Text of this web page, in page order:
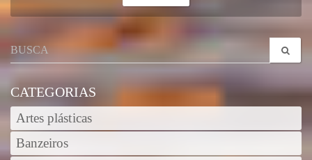
CATEGORIAS
Artes plásticas
Banzeiros